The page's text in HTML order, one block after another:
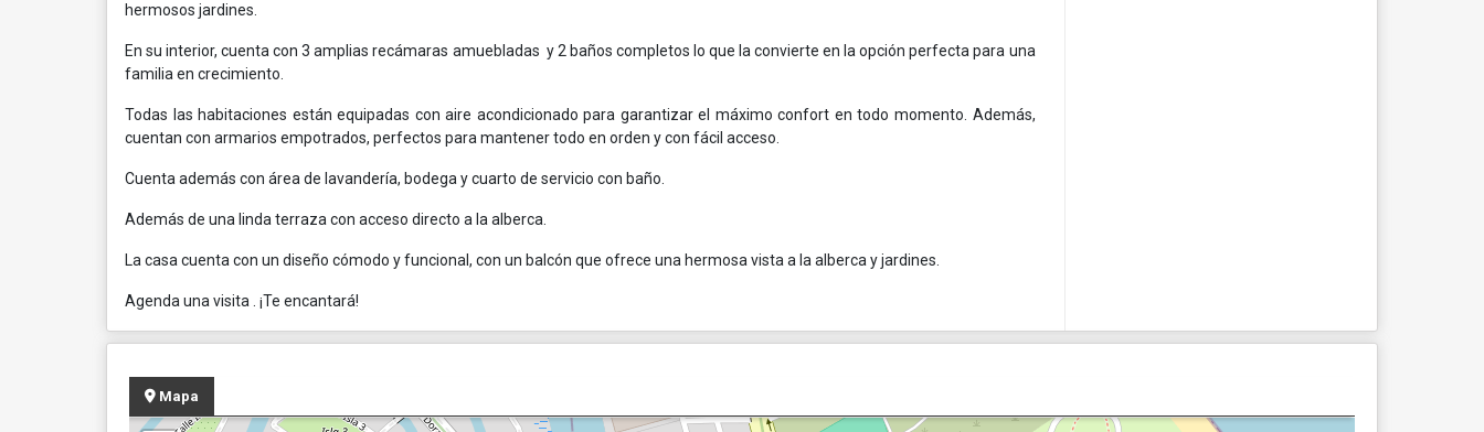
hermosos jardines.
En su interior, cuenta con 3 amplias recámaras amuebladas y 2 baños completos lo que la convierte en la opción perfecta para una
familia en crecimiento.
Todas las habitaciones están equipadas con aire acondicionado para garantizar el máximo confort en todo momento. Además,
cuentan con armarios empotrados, perfectos para mantener todo en orden y con fácil acceso.
Cuenta además con área de lavandería, bodega y cuarto de servicio con baño.
Además de una linda terraza con acceso directo a la alberca.
La casa cuenta con un diseño cómodo y funcional, con un balcón que ofrece una hermosa vista a la alberca y jardines.
Agenda una visita . ¡Te encantará!
Mapa